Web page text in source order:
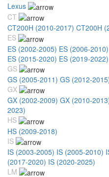
Lexus
CT
CT200H (2010-2017) CT200H
ES
ES (2002-2005) ES (2006-2010)
ES (2015-2020) ES (2019-2022)
GS
GS (2005-2011) GS (2012-
GX
GX (2002-2009) GX (2010-
2023)
HS
HS (2009-2018)
IS
IS (2003-2005) IS (2005-2010)
(2017-2020) IS (2020-2025)
LM